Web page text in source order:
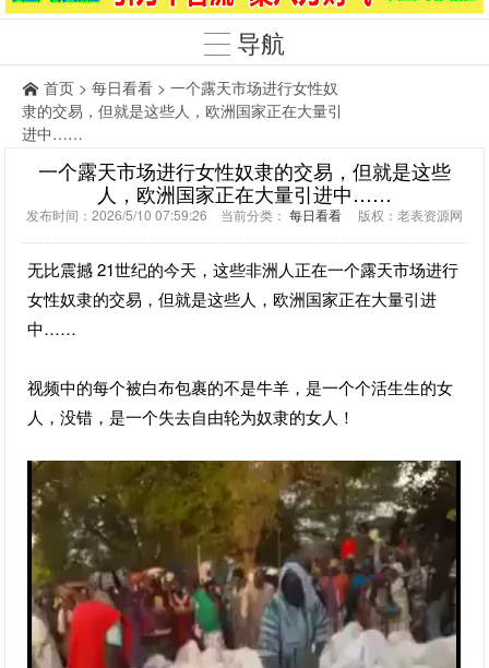
导航
首页 > 每日看看 > 一个露天市场进行女性奴
隶的交易，但就是这些人，欧洲国家正在大量引
进中……
一个露天市场进行女性奴隶的交易，但就是这些
人，欧洲国家正在大量引进中……
发布时间：2026/5/10 07:59:26 当前分类： 每日看看 版权：老表资源网
无比震撼 21世纪的今天，这些非洲人正在一个露天市场进行
女性奴隶的交易，但就是这些人，欧洲国家正在大量引进
中……
视频中的每个被白布包裹的不是牛羊，是一个个活生生的女
人，没错，是一个失去自由轮为奴隶的女人！